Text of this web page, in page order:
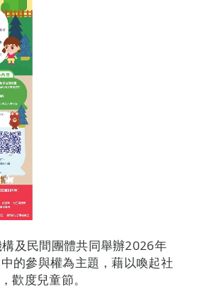
及民間團體共同舉辦2026年
的參與權為主題，藉以喚起社
歡度兒童節。